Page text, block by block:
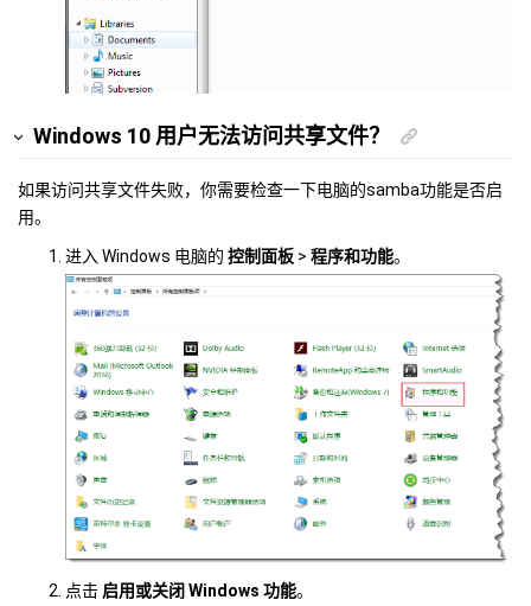
Windows 10 用户无法访问共享文件？
如果访问共享文件失败，你需要检查一下电脑的samba功能是否启
用。
进入 Windows 电脑的 控制面板 > 程序和功能。
点击 启用或关闭 Windows 功能。